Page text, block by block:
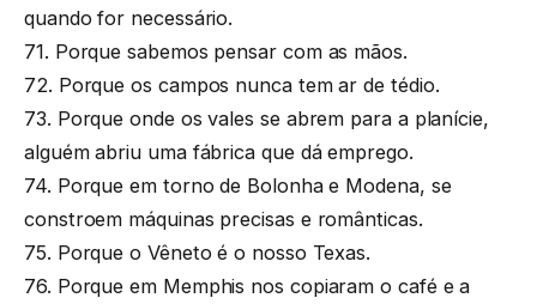
quando for necessário.
71. Porque sabemos pensar com as mãos.
72. Porque os campos nunca tem ar de tédio.
73. Porque onde os vales se abrem para a planície,
alguém abriu uma fábrica que dá emprego.
74. Porque em torno de Bolonha e Modena, se
constroem máquinas precisas e românticas.
75. Porque o Vêneto é o nosso Texas.
76. Porque em Memphis nos copiaram o café e a